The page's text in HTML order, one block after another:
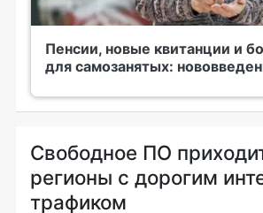
Пенсии, новые квитанции и
для самозанятых:
Свободное ПО
регионы с дорогим
трафиком